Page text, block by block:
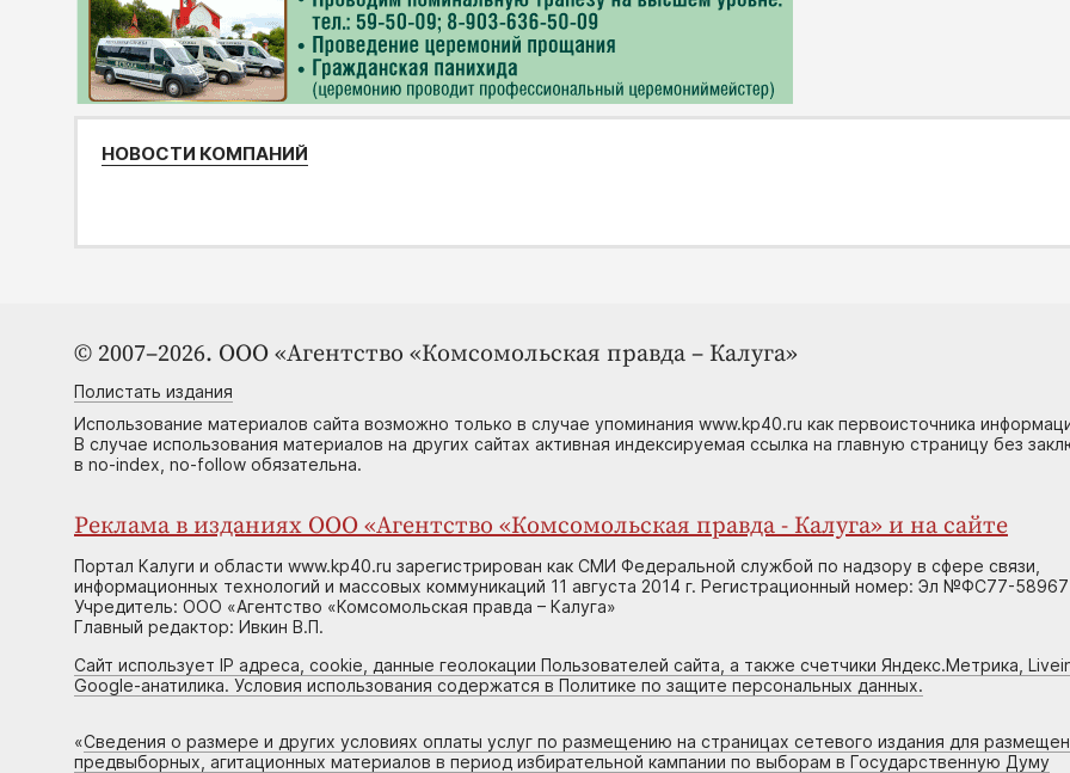
НОВОСТИ КОМПАНИЙ
© 2007–2026. ООО «Агентство «Комсомольская правда – Калуга»
Полистать издания
Использование материалов сайта возможно только в случае упоминания www.kp40.ru как первоисточника
В случае использования материалов на других сайтах активная индексируемая ссылка на главную страницу без
в no-index, no-follow обязательна.
Реклама в изданиях ООО «Агентство «Комсомольская правда - Калуга» и на сайте
Портал Калуги и области www.kp40.ru зарегистрирован как СМИ Федеральной службой по надзору в сфере связи,
информационных технологий и массовых коммуникаций 11 августа 2014 г. Регистрационный номер: Эл №ФС77-58967
Учредитель: ООО «Агентство «Комсомольская правда – Калуга»
Главный редактор: Ивкин В.П.
Сайт использует IP адреса, cookie, данные геолокации Пользователей сайта, а также счетчики Яндекс.Метрика,
Google-анатилика. Условия использования содержатся в Политике по защите персональных данных.
«Сведения о размере и других условиях оплаты услуг по размещению на страницах сетевого издания для
предвыборных, агитационных материалов в период избирательной кампании по выборам в Государственную Думу